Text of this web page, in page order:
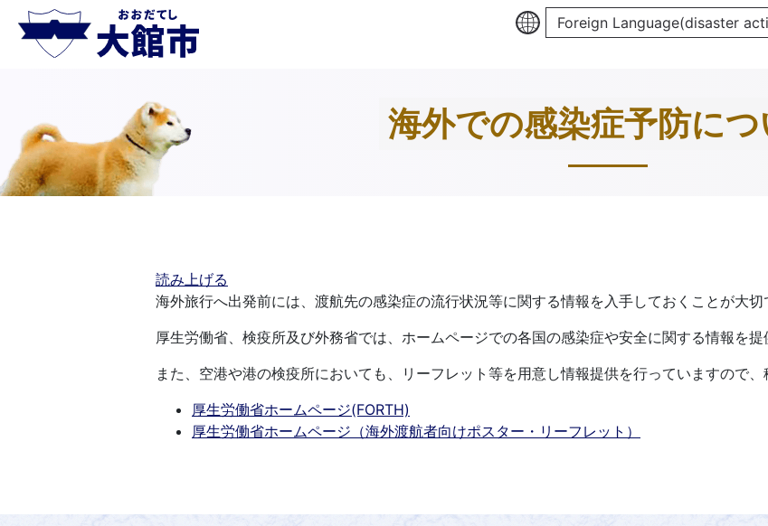
Foreign Language(disaster
海外での感染症予防につ
読み上げる
海外旅行へ出発前には、渡航先の感染症の流行状況等に関する情報を入手しておくことが大切
厚生労働省、検疫所及び外務省では、ホームページでの各国の感染症や安全に関する情報を提
また、空港や港の検疫所においても、リーフレット等を用意し情報提供を行っていますので、
厚生労働省ホームページ(FORTH)
厚生労働省ホームページ（海外渡航者向けポスター・リーフレット）